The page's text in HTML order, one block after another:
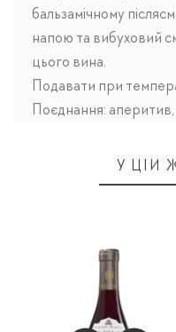
бальзамічному
напою та вибуховий
цього вина.
Подавати при
Поєднання: аперитив,
У ЦІЙ